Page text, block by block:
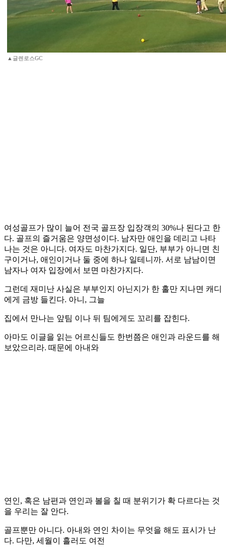
▲글렌로스GC
여성골프가 많이 늘어 전국 골프장 입장객의 30%나 된다고 한
다. 골프의 즐거움은 양면성이다. 남자만 애인을 데리고 나타
나는 것은 아니다. 여자도 마찬가지다. 일단, 부부가 아니면 친
구이거나, 애인이거나 둘 중에 하나 일테니까. 서로 남남이면
남자나 여자 입장에서 보면 마찬가지다.
그런데 재미난 사실은 부부인지 아닌지가 한 홀만 지나면 캐디
에게 금방 들킨다. 아니, 그늘
집에서 만나는 앞팀 이나 뒤 팀에게도 꼬리를 잡힌다.
아마도 이글을 읽는 어르신들도 한번쯤은 애인과 라운드를 해
보았으리라. 때문에 아내와
연인, 혹은 남편과 연인과 볼을 칠 때 분위기가 확 다르다는 것
을 우리는 잘 안다.
골프뿐만 아니다. 아내와 연인 차이는 무엇을 해도 표시가 난
다. 다만, 세월이 흘러도 여전